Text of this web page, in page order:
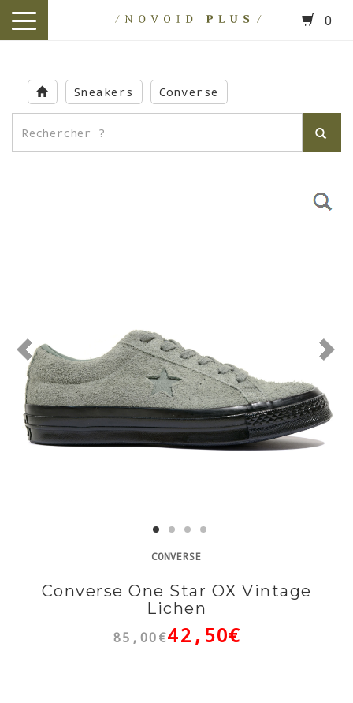
main
content
toggle
0
Sneakers Converse
CONVERSE
Converse One Star OX Vintage
Lichen
85,00€42,50€